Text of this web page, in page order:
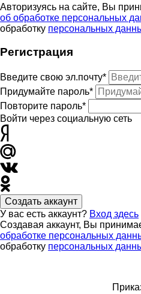
Авторизуясь на сайте, Вы
об обработке персональных
обработку персональных
Регистрация
Введите свою эл.почту*
Придумайте пароль*
Повторите пароль*
Войти через социальную сеть
Создать аккаунт
У вас есть аккаунт? Вход здесь
Создавая аккаунт, Вы
обработке персональных
обработку персональных